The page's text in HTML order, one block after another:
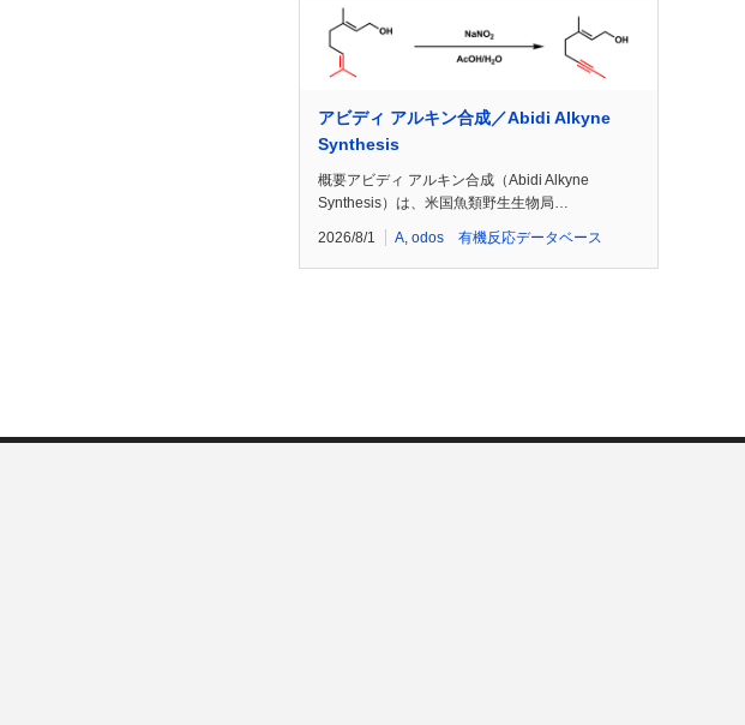
アビディ アルキン合成／Abidi Alkyne
Synthesis
概要アビディ アルキン合成（Abidi Alkyne
Synthesis）は、米国魚類野生生物局…
2026/8/1 A, odos 有機反応データベース